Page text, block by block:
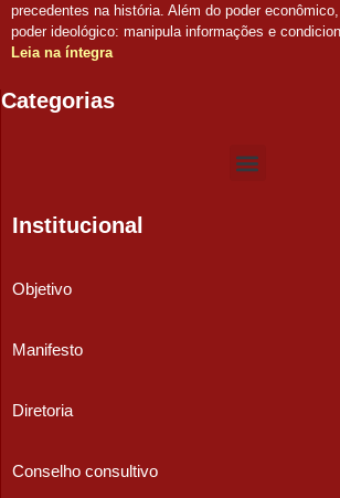
precedentes na história. Além do poder
poder ideológico: manipula informações e
Leia na íntegra
Categorias
Institucional
Objetivo
Manifesto
Diretoria
Conselho consultivo